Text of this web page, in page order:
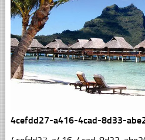
4cefdd27-a416-4cad-8d33-